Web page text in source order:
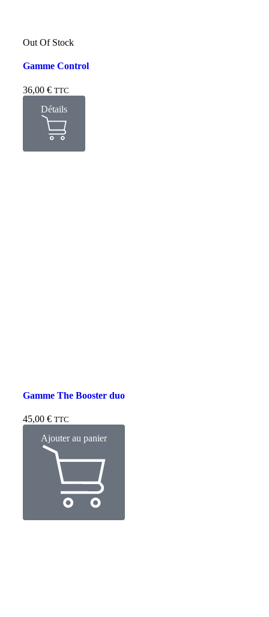
Out Of Stock
Gamme Control
36,00 € TTC
Détails
Gamme The Booster duo
45,00 € TTC
Ajouter au panier